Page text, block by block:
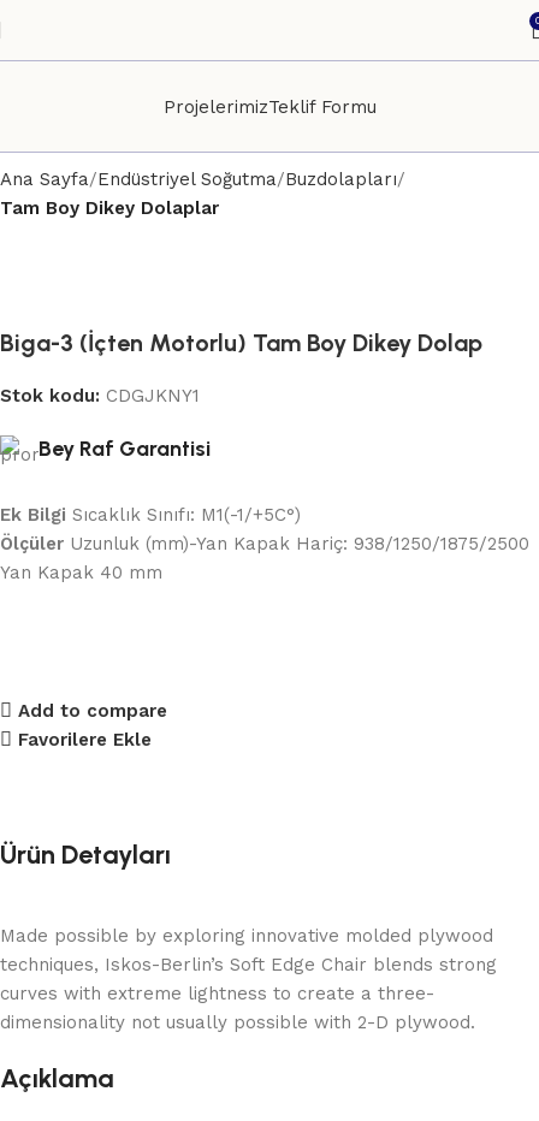
ProjelerimizTeklif Formu
Ana Sayfa Endüstriyel Soğutma Buzdolapları
Tam Boy Dikey Dolaplar
Biga-3 (İçten Motorlu) Tam Boy Dikey Dolap
Stok kodu: CDGJKNY1
Bey Raf Garantisi
Ek Bilgi Sıcaklık Sınıfı: M1(-1/+5C°)
Ölçüler Uzunluk (mm)-Yan Kapak Hariç: 938/1250/1875/2500
Yan Kapak 40 mm
Add to compare
Favorilere Ekle
Ürün Detayları
Made possible by exploring innovative molded plywood
techniques, Iskos-Berlin’s Soft Edge Chair blends strong
curves with extreme lightness to create a three-
dimensionality not usually possible with 2-D plywood.
Açıklama